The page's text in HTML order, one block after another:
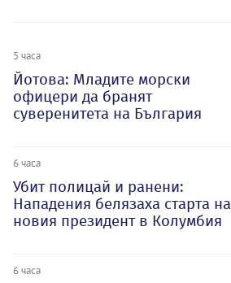
5 часа
Йотова: Младите морски
офицери да бранят
суверенитета на България
6 часа
Убит полицай и ранени:
Нападения белязаха старта на
новия президент в Колумбия
6 часа